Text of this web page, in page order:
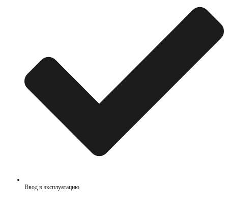
Ввод в эксплуатацию